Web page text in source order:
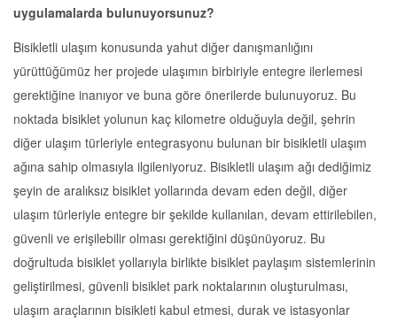
uygulamalarda bulunuyorsunuz?
Bisikletli ulaşım konusunda yahut diğer danışmanlığını
yürüttüğümüz her projede ulaşımın birbiriyle entegre ilerlemesi
gerektiğine inanıyor ve buna göre önerilerde bulunuyoruz. Bu
noktada bisiklet yolunun kaç kilometre olduğuyla değil, şehrin
diğer ulaşım türleriyle entegrasyonu bulunan bir bisikletli ulaşım
ağına sahip olmasıyla ilgileniyoruz. Bisikletli ulaşım ağı dediğimiz
şeyin de aralıksız bisiklet yollarında devam eden değil, diğer
ulaşım türleriyle entegre bir şekilde kullanılan, devam ettirilebilen,
güvenli ve erişilebilir olması gerektiğini düşünüyoruz. Bu
doğrultuda bisiklet yollarıyla birlikte bisiklet paylaşım sistemlerinin
geliştirilmesi, güvenli bisiklet park noktalarının oluşturulması,
ulaşım araçlarının bisikleti kabul etmesi, durak ve istasyonlar